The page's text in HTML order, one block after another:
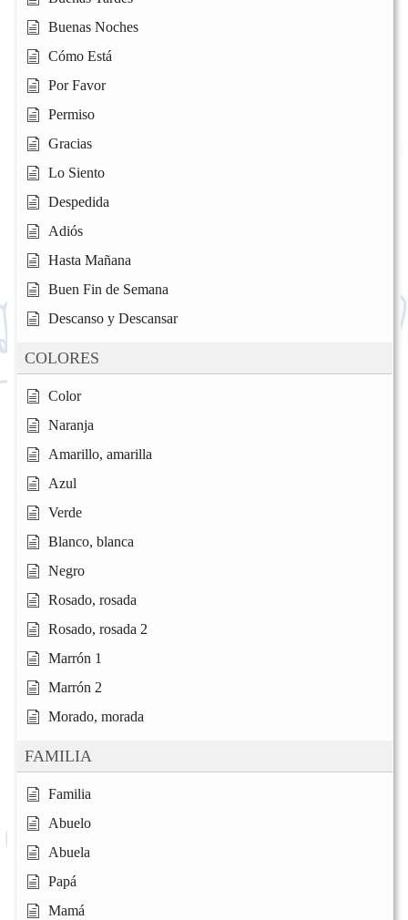
Buenas Noches
Cómo Está
Por Favor
Permiso
Gracias
Lo Siento
Despedida
Adiós
Hasta Mañana
Buen Fin de Semana
Descanso y Descansar
COLORES
Color
Naranja
Amarillo, amarilla
Azul
Verde
Blanco, blanca
Negro
Rosado, rosada
Rosado, rosada 2
Marrón 1
Marrón 2
Morado, morada
FAMILIA
Familia
Abuelo
Abuela
Papá
Mamá